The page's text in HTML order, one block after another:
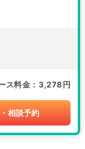
ス料金 3,278円
相談予約